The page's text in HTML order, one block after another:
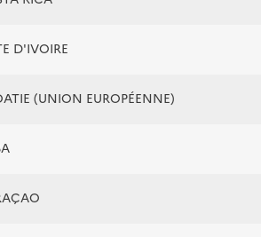
D'IVOIRE
(UNION EUROPÉENNE)